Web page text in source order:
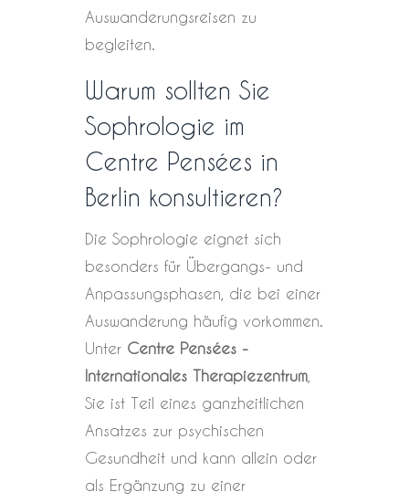
Auswanderungsreisen zu
begleiten.
Warum sollten Sie
Sophrologie im
Centre Pensées in
Berlin konsultieren?
Die Sophrologie eignet sich
besonders für Übergangs- und
Anpassungsphasen, die bei einer
Auswanderung häufig vorkommen.
Unter Centre Pensées -
Internationales Therapiezentrum,
Sie ist Teil eines ganzheitlichen
Ansatzes zur psychischen
Gesundheit und kann allein oder
als Ergänzung zu einer